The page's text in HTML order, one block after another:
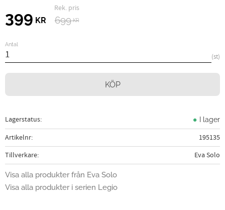
Nedsatt pris:
399 KR
Ordinarie pris:
699KR
Antal
st
KÖP
Lagerstatus I lager
Artikelnr
195135
Tillverkare
Eva Solo
Visa alla produkter från Eva Solo
Visa alla produkter i serien Legio